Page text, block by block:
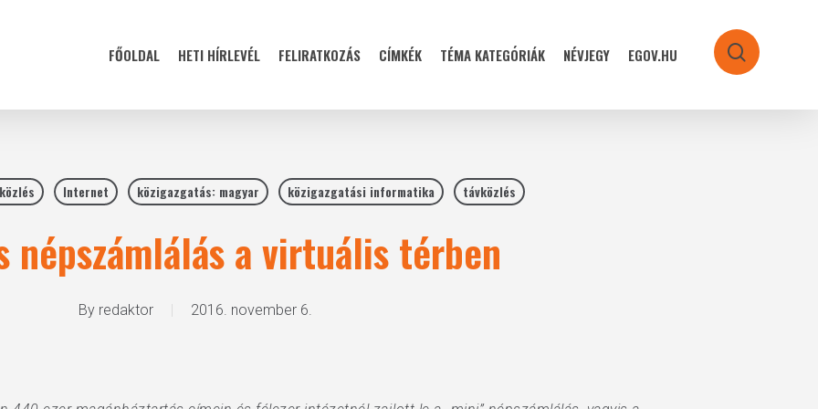
FŐOLDAL HETI HÍRLEVÉL FELIRATKOZÁS CÍMKÉK TÉMA KATEGÓRIÁK NÉVJEGY EGOV.HU search
Internet közigazgatás: magyar közigazgatási informatika távközlés
népszámlálás a virtuális térben
By redaktor 2016. november 6.